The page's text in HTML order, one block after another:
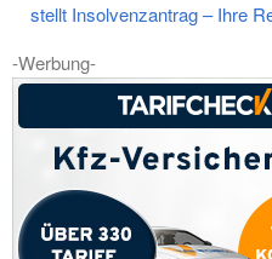
stellt Insolvenzantrag – Ihre
-Werbung-